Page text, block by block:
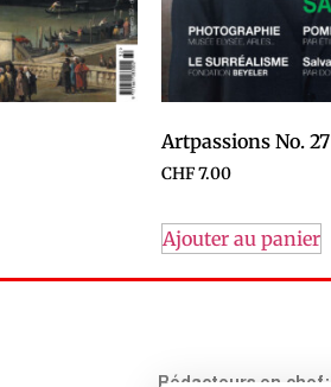
Artpassions No. 27
CHF7.00
Ajouter au panier